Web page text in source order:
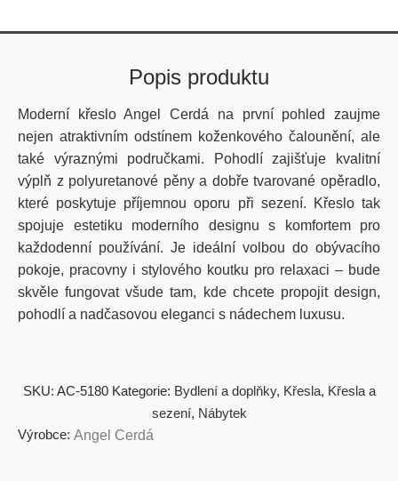
Popis produktu
Moderní křeslo Angel Cerdá na první pohled zaujme
nejen atraktivním odstínem koženkového čalounění, ale
také výraznými područkami. Pohodlí zajišťuje kvalitní
výplň z polyuretanové pěny a dobře tvarované opěradlo,
které poskytuje příjemnou oporu při sezení. Křeslo tak
spojuje estetiku moderního designu s komfortem pro
každodenní používání. Je ideální volbou do obývacího
pokoje, pracovny i stylového koutku pro relaxaci – bude
skvěle fungovat všude tam, kde chcete propojit design,
pohodlí a nadčasovou eleganci s nádechem luxusu.
SKU: AC-5180 Kategorie: Bydlení a doplňky, Křesla, Křesla a
sezení, Nábytek
Výrobce: Angel Cerdá